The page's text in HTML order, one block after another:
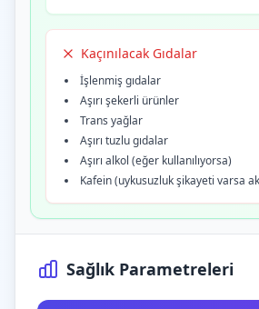
Kaçınılacak Gıdalar
İşlenmiş gıdalar
Aşırı şekerli ürünler
Trans yağlar
Aşırı tuzlu gıdalar
Aşırı alkol (eğer kullanılıyorsa)
Kafein (uykusuzluk şikayeti varsa
Sağlık Parametreleri